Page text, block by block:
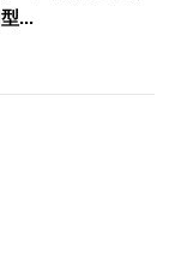
...